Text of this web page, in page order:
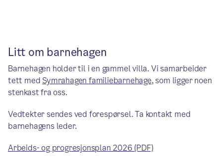
Litt om barnehagen
Barnehagen holder til i en gammel villa. Vi samarbeider
tett med Symrahagen familiebarnehage, som ligger noen
stenkast fra oss.
Vedtekter sendes ved forespørsel. Ta kontakt med
barnehagens leder.
Arbeids- og progresjonsplan 2026 (PDF)